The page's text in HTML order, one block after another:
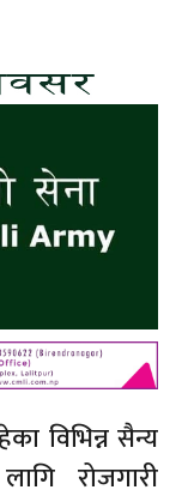
विभिन्न सैन्य
रोजगारी